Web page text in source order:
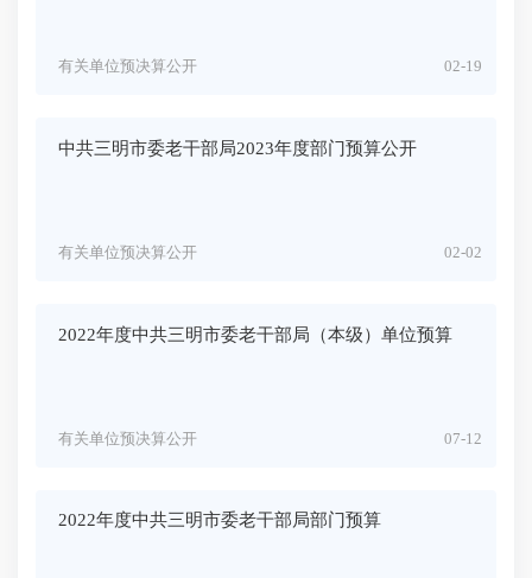
02-19
有关单位预决算公开
中共三明市委老干部局2023年度部门预算公开
02-02
有关单位预决算公开
2022年度中共三明市委老干部局（本级）单位预算
07-12
有关单位预决算公开
2022年度中共三明市委老干部局部门预算